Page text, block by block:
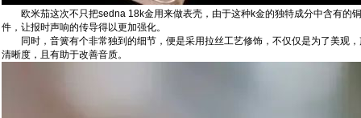
欧米茄这次不只把sedna 18k金用来做表壳，由于‬这种‬k金‬的‬独特成分中含有的
件，让报时声响的传导得以更加强化。
同时，音簧有个非常独到的细节，便是采用拉丝工艺修饰，不仅仅是为了美观
清晰度，且‬有助于改善音质。